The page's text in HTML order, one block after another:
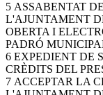
5 ASSABENTAT
L'AJUNTAMENT
OBERTA I
PADRÓ
6 EXPEDIENT DE
CRÈDITS DEL
7 ACCEPTAR LA